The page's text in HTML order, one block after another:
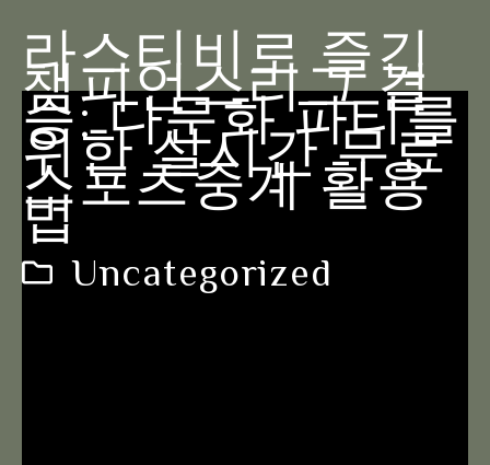
라스티비로 즐긴
챔피언스리그 결
승: 다문화 파티를
위한 실시간 무료
스포츠중계 활용
법
Uncategorized